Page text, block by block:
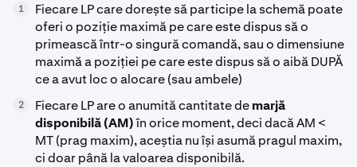
1
Fiecare LP care dorește să participe la schemă poate
oferi o poziție maximă pe care este dispus să o
primească într-o singură comandă, sau o dimensiune
maximă a poziției pe care este dispus să o aibă DUPĂ
ce a avut loc o alocare (sau ambele)
2 Fiecare LP are o anumită cantitate demarjă
disponibilă (AM)în orice moment, deci dacă AM <
MT (prag maxim), aceștia nu își asumă pragul maxim,
ci doar până la valoarea disponibilă.